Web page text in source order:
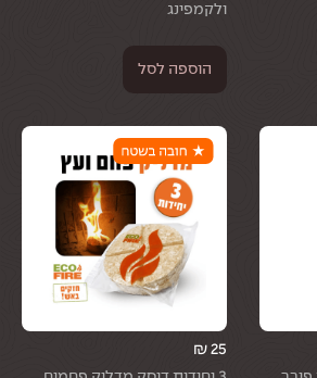
ולקמפינג
הוספה לסל
₪ 25